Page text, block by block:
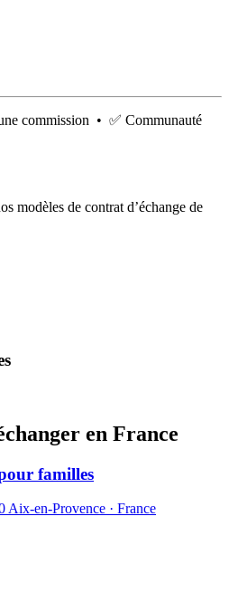
commission • ✅ Communauté
modèles de contrat d’échange de
en France
familles
Aix-en-Provence · France